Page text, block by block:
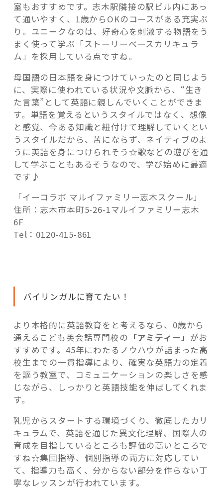
室もおすすめです。志木駅隣接の駅ビル内にあっ
て通いやすく、1歳からOKのコースがある充実ぶ
り。ユニークなのは、好奇心を刺激する物語をう
まく使って学ぶ「ストーリーベースカリキュラ
ム」を採用している点ですね。
母国語の日本語を身につけていったのと同じよう
に、実際に使われている状況や文脈から、“生き
た言葉”として英語に親しんでいくことができま
す。単語を覚えるというスタイルではなく、想像
と感覚、今ある知識と紐付けて理解していくとい
うスタイルだから、苦にならず、ネイティブのよ
うに英語を身につけられそう☆歌などの遊びを通
して学ぶこともあるそうなので、学び始めに最適
です♪
「イーコラボ マルイファミリー志木スクール」
住所：志木市本町5-26-1マルイファミリー志木
6F
Tel：0120-415-861
バイリンガルに育てたい！
より本格的に英語教育をと考えるなら、0歳から
通えるこども英会話専門校の 「アミティー」 がお
すすめです。45年にわたるノウハウが詰まった高
校生までの一貫指導により、確実な英語力の定着
を謳う教室で、コミュニケーションの楽しさを感
じながら、しっかりと英語技能を伸ばしてくれま
す。
乳児からスタートする環境づくり、徹底したカリ
キュラムで、英語を通じた異文化理解、国際人の
育成を目指しているところも評価の高いところで
すね☆集団指導、個別指導の両方に対応してい
て、指導力も高く、分からない部分を作らない丁
寧なレッスンが行われています。